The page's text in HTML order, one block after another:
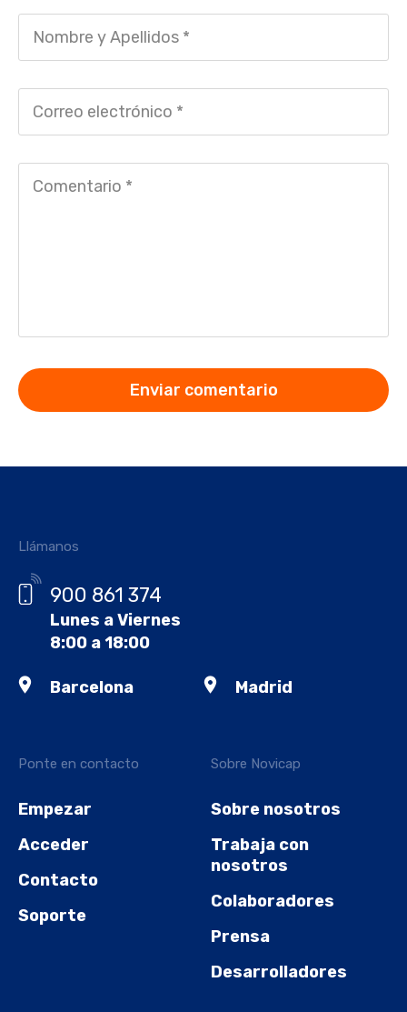
Ponte en contacto
Empezar
Acceder
Contacto
Soporte
Sobre Novicap
Sobre nosotros
Trabaja con
nosotros
Colaboradores
Prensa
Desarrolladores
Llámanos
900 861 374
Lunes a Viernes
8:00 a 18:00
Barcelona Madrid